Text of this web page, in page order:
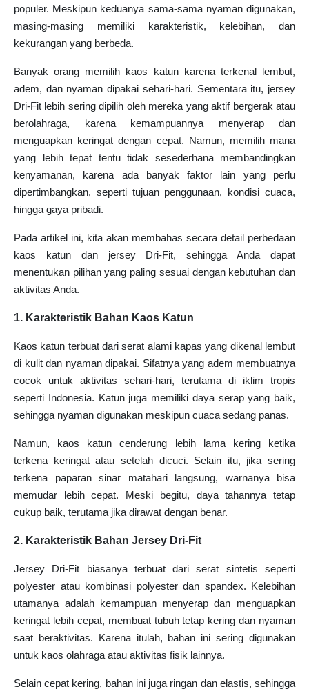
populer. Meskipun keduanya sama-sama nyaman digunakan,
masing-masing memiliki karakteristik, kelebihan, dan
kekurangan yang berbeda.
Banyak orang memilih kaos katun karena terkenal lembut,
adem, dan nyaman dipakai sehari-hari. Sementara itu, jersey
Dri-Fit lebih sering dipilih oleh mereka yang aktif bergerak atau
berolahraga, karena kemampuannya menyerap dan
menguapkan keringat dengan cepat. Namun, memilih mana
yang lebih tepat tentu tidak sesederhana membandingkan
kenyamanan, karena ada banyak faktor lain yang perlu
dipertimbangkan, seperti tujuan penggunaan, kondisi cuaca,
hingga gaya pribadi.
Pada artikel ini, kita akan membahas secara detail perbedaan
kaos katun dan jersey Dri-Fit, sehingga Anda dapat
menentukan pilihan yang paling sesuai dengan kebutuhan dan
aktivitas Anda.
1. Karakteristik Bahan Kaos Katun
Kaos katun terbuat dari serat alami kapas yang dikenal lembut
di kulit dan nyaman dipakai. Sifatnya yang adem membuatnya
cocok untuk aktivitas sehari-hari, terutama di iklim tropis
seperti Indonesia. Katun juga memiliki daya serap yang baik,
sehingga nyaman digunakan meskipun cuaca sedang panas.
Namun, kaos katun cenderung lebih lama kering ketika
terkena keringat atau setelah dicuci. Selain itu, jika sering
terkena paparan sinar matahari langsung, warnanya bisa
memudar lebih cepat. Meski begitu, daya tahannya tetap
cukup baik, terutama jika dirawat dengan benar.
2. Karakteristik Bahan Jersey Dri-Fit
Jersey Dri-Fit biasanya terbuat dari serat sintetis seperti
polyester atau kombinasi polyester dan spandex. Kelebihan
utamanya adalah kemampuan menyerap dan menguapkan
keringat lebih cepat, membuat tubuh tetap kering dan nyaman
saat beraktivitas. Karena itulah, bahan ini sering digunakan
untuk kaos olahraga atau aktivitas fisik lainnya.
Selain cepat kering, bahan ini juga ringan dan elastis, sehingga